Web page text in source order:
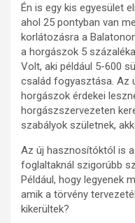
Én is egy kis egyesület
ahol 25 pontyban van
korlátozásra a
a horgászok 5
Volt, aki például 5-600
család fogyasztása. Az
horgászok érdekei
horgászszervezeten
szabályok születnek,
Az új hasznosítóktól is
foglaltaknál szigorúbb
Például, hogy legyenek
amik a törvény
kikerültek?